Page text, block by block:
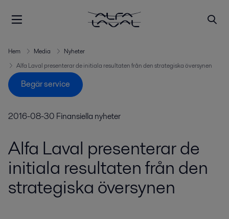
Hem Media
Nyheter
Alfa Laval presenterar de initiala resultaten från den strategiska översynen
Begär service
2016-08-30 Finansiella nyheter
Alfa Laval presenterar de
initiala resultaten från den
strategiska översynen